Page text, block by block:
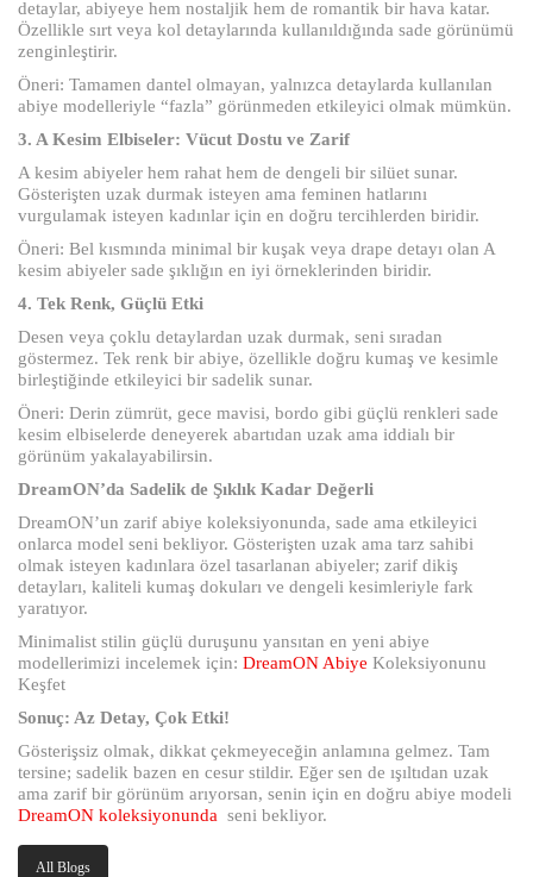
detaylar, abiyeye hem nostaljik hem de romantik bir hava katar.
Özellikle sırt veya kol detaylarında kullanıldığında sade görünümü
zenginleştirir.
Öneri: Tamamen dantel olmayan, yalnızca detaylarda kullanılan
abiye modelleriyle “fazla” görünmeden etkileyici olmak mümkün.
3. A Kesim Elbiseler: Vücut Dostu ve Zarif
A kesim abiyeler hem rahat hem de dengeli bir silüet sunar.
Gösterişten uzak durmak isteyen ama feminen hatlarını
vurgulamak isteyen kadınlar için en doğru tercihlerden biridir.
Öneri: Bel kısmında minimal bir kuşak veya drape detayı olan A
kesim abiyeler sade şıklığın en iyi örneklerinden biridir.
4. Tek Renk, Güçlü Etki
Desen veya çoklu detaylardan uzak durmak, seni sıradan
göstermez. Tek renk bir abiye, özellikle doğru kumaş ve kesimle
birleştiğinde etkileyici bir sadelik sunar.
Öneri: Derin zümrüt, gece mavisi, bordo gibi güçlü renkleri sade
kesim elbiselerde deneyerek abartıdan uzak ama iddialı bir
görünüm yakalayabilirsin.
DreamON’da Sadelik de Şıklık Kadar Değerli
DreamON’un zarif abiye koleksiyonunda, sade ama etkileyici
onlarca model seni bekliyor. Gösterişten uzak ama tarz sahibi
olmak isteyen kadınlara özel tasarlanan abiyeler; zarif dikiş
detayları, kaliteli kumaş dokuları ve dengeli kesimleriyle fark
yaratıyor.
Minimalist stilin güçlü duruşunu yansıtan en yeni abiye
modellerimizi incelemek için: DreamON Abiye Koleksiyonunu
Keşfet
Sonuç: Az Detay, Çok Etki!
Gösterişsiz olmak, dikkat çekmeyeceğin anlamına gelmez. Tam
tersine; sadelik bazen en cesur stildir. Eğer sen de ışıltıdan uzak
ama zarif bir görünüm arıyorsan, senin için en doğru abiye modeli
DreamON koleksiyonunda seni bekliyor.
All Blogs